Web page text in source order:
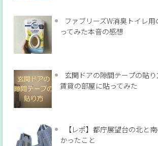
ファブリーズW消臭トイレ
ってみた本音の感想
玄関ドアの隙間テープの貼
賃貸の部屋に貼ってみた
【レポ】都庁展望台の北と
かったこと